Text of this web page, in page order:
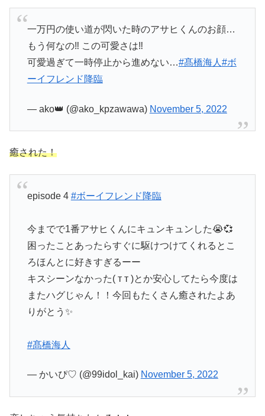
一万円の使い道が閃いた時のアサヒくんのお顔…
もう何なの‼︎ この可愛さは‼︎
可愛過ぎて一時停止から進めない…#髙橋海人 #ボ
ーイフレンド降臨
— ako👑 (@ako_kpzawawa) November 5, 2022
癒された！
episode 4 #ボーイフレンド降臨
今までで1番アサヒくんにキュンキュンした😭💞
困ったことあったらすぐに駆けつけてくれるとこ
ろほんとに好きすぎるーー
キスシーンなかった( т т )とか安心してたら今度は
またハグじゃん！！今回もたくさん癒されたよあ
りがとう✨
#髙橋海人
— かいぴ♡ (@99idol_kai) November 5, 2022